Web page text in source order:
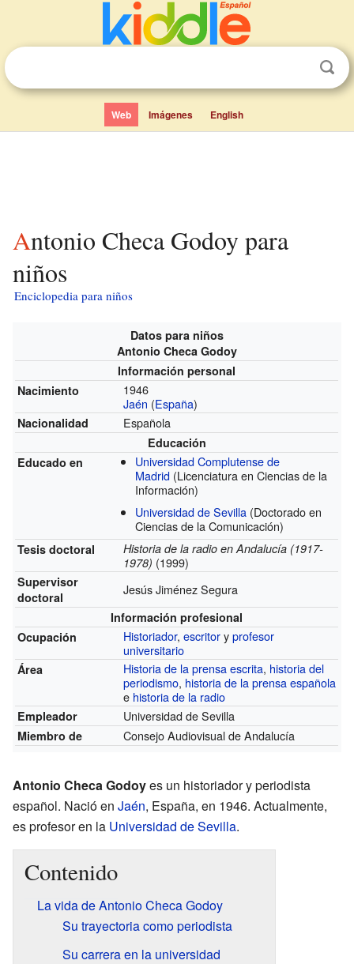
Web Imágenes English
Antonio Checa Godoy para
niños
Enciclopedia para niños
Datos para niños
Antonio Checa Godoy
Información personal
Nacimiento
1946
Jaén (España)
Nacionalidad Española
Educación
Educado en
Universidad Complutense de
Madrid (Licenciatura en Ciencias de la
Información)
Universidad de Sevilla (Doctorado en
Ciencias de la Comunicación)
Tesis doctoral
Historia de la radio en Andalucía (1917-
1978) (1999)
Supervisor
doctoral
Jesús Jiménez Segura
Información profesional
Ocupación
Historiador,escritoryprofesor
universitario
Área Historia de la prensa escrita, historia del
periodismo, historia de la prensa española
e historia de la radio
Empleador Universidad de Sevilla
Miembro de Consejo Audiovisual de Andalucía
Antonio Checa Godoyes un historiador y periodista
español. Nació en Jaén, España, en 1946. Actualmente,
es profesor en la Universidad de Sevilla.
Contenido
La vida de Antonio Checa Godoy
Su trayectoria como periodista
Su carrera en la universidad